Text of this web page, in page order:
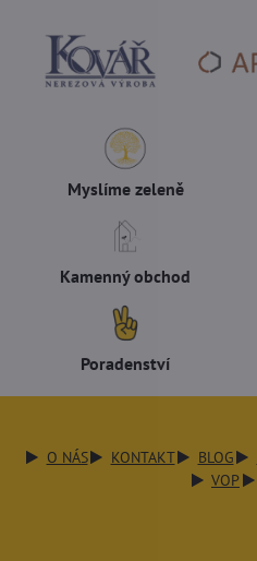
Myslíme zeleně
Kamenný obchod
Poradenství
O NÁS KONTAKT BLOG
VOP